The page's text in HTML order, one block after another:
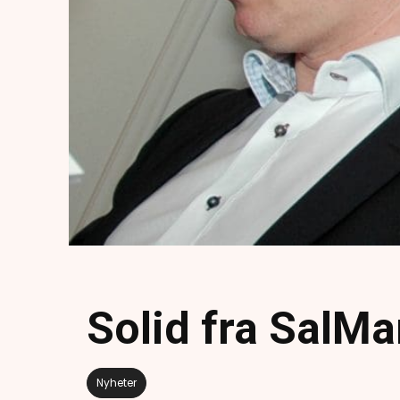
Solid fra
Nyheter